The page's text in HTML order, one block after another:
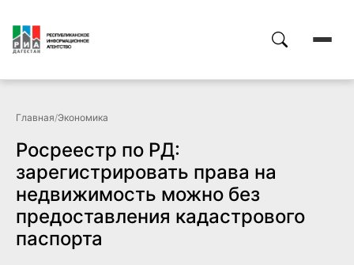
Главная/Экономика
Росреестр по РД:
зарегистрировать права на
недвижимость можно без
предоставления кадастрового
паспорта